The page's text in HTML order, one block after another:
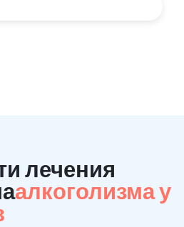
лечения
алкоголизма у